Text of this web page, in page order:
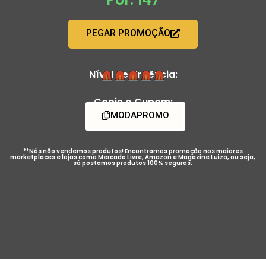
PEGAR PROMOÇÃO
Nível de Urgência:
Copie o Cupom:
MODAPROMO
**Nós não vendemos produtos! Encontramos promoção nos maiores
marketplaces e lojas como Mercado Livre, Amazon e Magazine Luiza, ou seja,
só postamos produtos 100% seguros.